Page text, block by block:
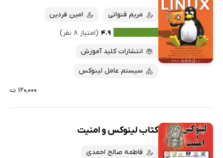
مریم قنواتی
امین فردین
۴.۹ (امتیاز ۸ نفر)
انتشارات کلید آموزش
سیستم عامل لینوکس
۱۲۰,۰۰۰ ت
کتاب لینوکس و امنیت
فاطمه صالح احمدی